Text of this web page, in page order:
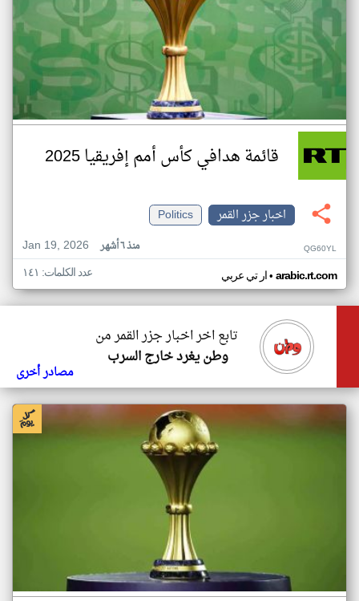
قائمة هدافي كأس أمم إفريقيا 2025
اخبار جزر القمر
Politics
Jan 19, 2026
منذ ٦ أشهر QG60YL
ار تي عربي• arabic.rt.com عدد الكلمات: ١٤١
تابع اخر اخبار جزر القمر من
وطن يغرد خارج السرب
مصادر أخرى